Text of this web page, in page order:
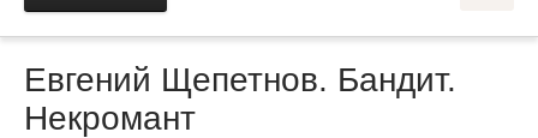
Евгений Щепетнов. Бандит.
Некромант